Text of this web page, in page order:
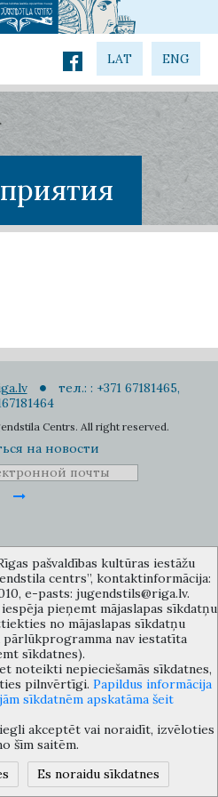
LAT ENG
тел.: : +371 67181465,
Centrs. All right reserved.
на новости
учереждений Рижского
югендстиля», улица Альберта 12,
код: 12), jugendstils@riga.lv
pašvaldības kultūras iestāžu
centrs”, kontaktinformācija:
e-pasts: jugendstils@riga.lv.
pieņemt mājaslapas sīkdatņu
no mājaslapas sīkdatņu
pārlūkprogramma nav iestatīta
sīkdatnes).
noteikti nepieciešamās sīkdatnes,
pilnvērtīgi. Papildus informācija
sīkdatnēm apskatāma šeit
akceptēt vai noraidīt, izvēloties
šīm saitēm.
Es noraidu sīkdatnes